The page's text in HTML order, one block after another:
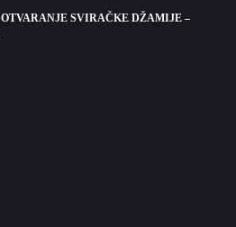
OTVARANJE SVIRAČKE DŽAMIJE –